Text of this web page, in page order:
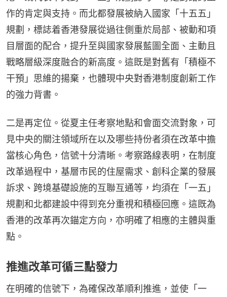
作的肯定與支持。而北都發展被納入國家「十五五」
規劃，標誌着香港發展從過往側重於局部、被動和項
目層面的配合，提升至與國家發展藍圖全面、主動且
戰略層級深度融合的新高度。這既是對舊有「積極不
干預」思維的揚棄，也體現中央對香港制度創新工作
的強力背書。
二是再定位。從夏主任考察地點和會面交流對象，可
見中央的關注領域所在以及哪些持份者須在改革中擔
當核心角色，信號十分清晰。考察路線表明，在制度
改革過程中，基層市民的住屋需求、創科企業的發展
訴求、跨境基礎設施的互聯互通等，均須在「一五」
規劃和北都建設中得到充分重視和積極回應。這既為
香港的改革再次錨定方向，亦明確了相應的主體與重
點。
推進改革可循三點發力
在明確的信號下，為確保改革順利推進，並使「一